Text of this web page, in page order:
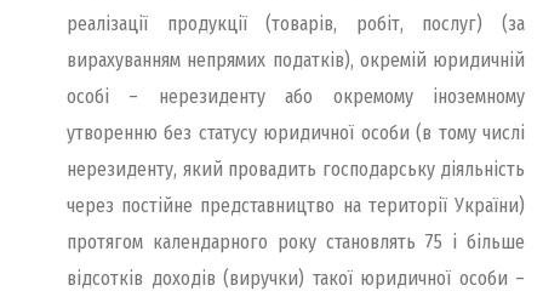
реалізації продукції (товарів, робіт, послуг) (за
вирахуванням непрямих податків), окремій юридичній
особі – нерезиденту або окремому іноземному
утворенню без статусу юридичної особи (в тому числі
нерезиденту, який провадить господарську діяльність
через постійне представництво на території України)
протягом календарного року становлять 75 і більше
відсотків доходів (виручки) такої юридичної особи –